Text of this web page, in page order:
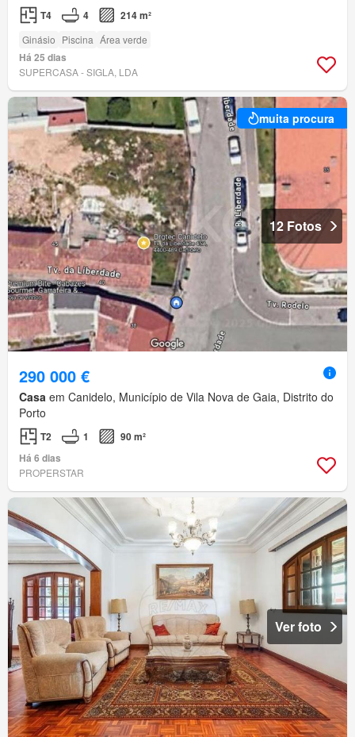
T4 4 214 m²
Ginásio Piscina Área verde
Há 25 dias
SUPERCASA - SIGLA, LDA
muita procura
12 Fotos
290 000 €
Casa em Canidelo, Município de Vila Nova de Gaia, Distrito do
Porto
T2 1
90 m²
Há 6 dias
PROPERSTAR
Ver foto